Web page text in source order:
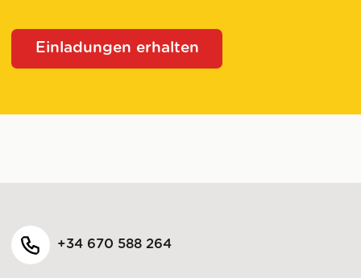
Einladungen erhalten
+34 670 588 264